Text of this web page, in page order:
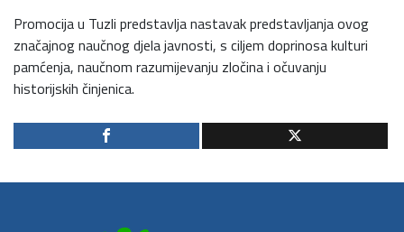
Promocija u Tuzli predstavlja nastavak predstavljanja ovog
značajnog naučnog djela javnosti, s ciljem doprinosa kulturi
pamćenja, naučnom razumijevanju zločina i očuvanju
historijskih činjenica.